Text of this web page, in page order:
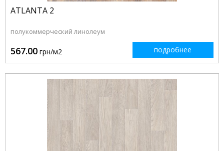
ATLANTA 2
полукоммерческий линолеум
567.00 грн/м2 подробнее